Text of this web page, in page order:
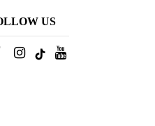
US